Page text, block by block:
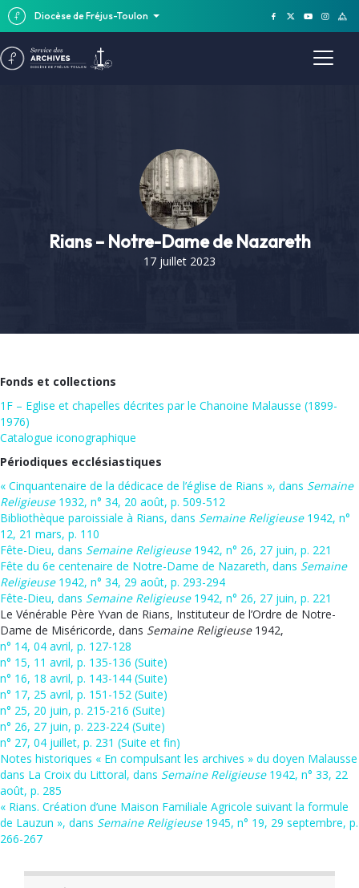
Diocèse de Fréjus-Toulon
Rians – Notre-Dame de Nazareth
17 juillet 2023
Fonds et collections
1F – Eglise et chapelles décrites par le Chanoine Malausse (1899-
1976)
Catalogue iconographique
Périodiques ecclésiastiques
« Cinquantenaire de la dédicace de l’église de Rians », dans Semaine
Religieuse1932, n° 34, 20 août, p. 509-512
Bibliothèque paroissiale à Rians, dans Semaine Religieuse1942, n°
12, 21 mars, p. 110
Fête-Dieu, dans Semaine Religieuse1942, n° 26, 27 juin, p. 221
Fête du 6e centenaire de Notre-Dame de Nazareth, dans Semaine
Religieuse1942, n° 34, 29 août, p. 293-294
Fête-Dieu, dans Semaine Religieuse1942, n° 26, 27 juin, p. 221
Le Vénérable Père Yvan de Rians, Instituteur de l’Ordre de Notre-
Dame de Miséricorde, dans Semaine Religieuse1942,
n° 14, 04 avril, p. 127-128
n° 15, 11 avril, p. 135-136 (Suite)
n° 16, 18 avril, p. 143-144 (Suite)
n° 17, 25 avril, p. 151-152 (Suite)
n° 25, 20 juin, p. 215-216 (Suite)
n° 26, 27 juin, p. 223-224 (Suite)
n° 27, 04 juillet, p. 231 (Suite et fin)
Notes historiques « En compulsant les archives » du doyen Malausse
dans La Croix du Littoral, dans Semaine Religieuse1942, n° 33, 22
août, p. 285
« Rians. Création d’une Maison Familiale Agricole suivant la formule
de Lauzun », dans Semaine Religieuse1945, n° 19, 29 septembre, p.
266-267